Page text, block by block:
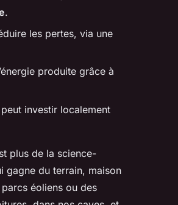
.
les pertes, via une
produite grâce à
investir localement
plus de la science-
gagne du terrain, maison
éoliens ou des